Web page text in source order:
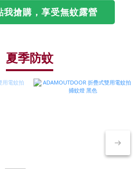
搶購，享受無蚊露營
夏季防蚊